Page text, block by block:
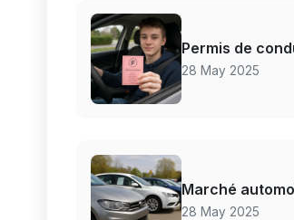
Permis de
28 May 2025
Marché
28 May 2025